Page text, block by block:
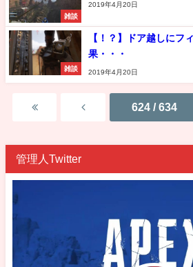
雑談
2019年4月20日
雑談
【！？】ドア越しにフ
果・・・
2019年4月20日
624 / 634
管理人Twitter